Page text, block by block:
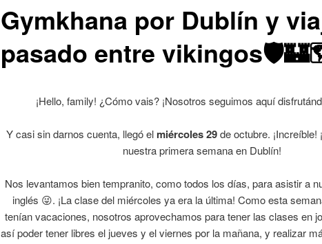
Gymkhana por Dublín y
pasado entre
¡Hello, family! ¿Cómo vais? ¡Nosotros seguimos aquí
Y casi sin darnos cuenta, llegó el miércoles 29de octubre. ¡Increíble!
nuestra primera semana en Dublín!
Nos levantamos bien tempranito, como todos los días, para asistir a
inglés 😜. ¡La clase del miércoles ya era la última! Como esta
tenían vacaciones, nosotros aprovechamos para tener las clases en
así poder tener libres el jueves y el viernes por la mañana, y realizar